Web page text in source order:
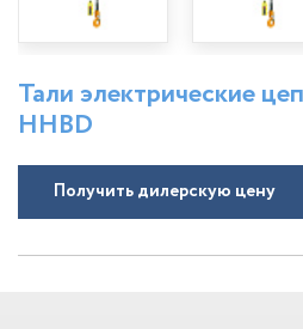
Тали электрические
HHBD
Получить дилерскую цену